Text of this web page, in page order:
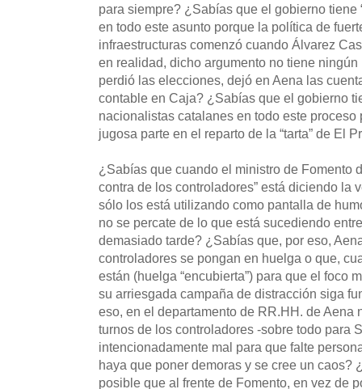
para siempre? ¿Sabías que el gobierno tiene
en todo este asunto porque la política de
infraestructuras comenzó cuando Álvarez
en realidad, dicho argumento no tiene
perdió las elecciones, dejó en Aena las
contable en Caja? ¿Sabías que el gobierno
nacionalistas catalanes en todo este
jugosa parte en el reparto de la “tarta” de El
¿Sabías que cuando el ministro de Fomento
contra de los controladores” está diciendo la
sólo los está utilizando como pantalla de
no se percate de lo que está sucediendo
demasiado tarde? ¿Sabías que, por eso,
controladores se pongan en huelga o que,
están (huelga “encubierta”) para que el foco
su arriesgada campaña de distracción siga
eso, en el departamento de RR.HH. de Aena
turnos de los controladores -sobre todo para
intencionadamente mal para que falte
haya que poner demoras y se cree un caos?
posible que al frente de Fomento, en vez de